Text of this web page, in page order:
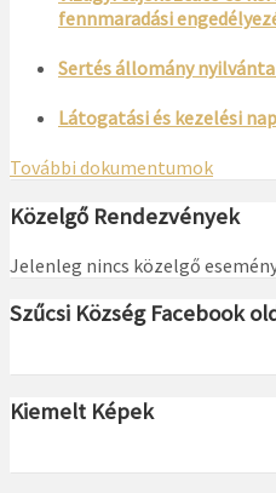
fennmaradási
Sertés állomány
Látogatási és kezelési
További dokumentumok
Közelgő Rendezvények
Jelenleg nincs közelgő
Szűcsi Község Facebook
Kiemelt Képek